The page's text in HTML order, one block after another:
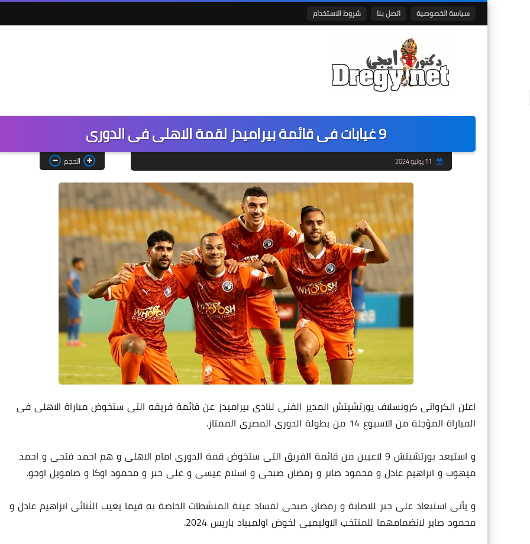
سياسة الخصوصية اتصل بنا شروط الاستخدام
9 غيابات فى قائمة بيراميدز لقمة الاهلى فى الدورى
الحجم
اعلن الكرواتى كرونسلاف يورتشيتش المدير الفنى لنادى بيراميدز عن قائمة فريقه التى ستخوض مباراة الاهلى فى
المباراة المؤجلة من الاسبوع 14 من بطولة الدورى المصرى الممتاز.
و استبعد يورتشيتش 9 لاعبين من قائمة الفريق التى ستخوض قمة الدورى امام الاهلى و هم احمد فتحى و احمد
ميهوب و ابراهيم عادل و محمود صابر و رمضان صبحى و اسلام عيسى و على جبر و محمود اوكا و صامويل اوجو.
و يأتى استبعاد على جبر للاصابة و رمضان صبحى لفساد عينة المنشطات الخاصة به فيما يغيب الثنائى ابراهيم عادل و
محمود صابر لانضمامهما للمنتخب الاوليمبى لخوض اولمبياد باريس 2024.